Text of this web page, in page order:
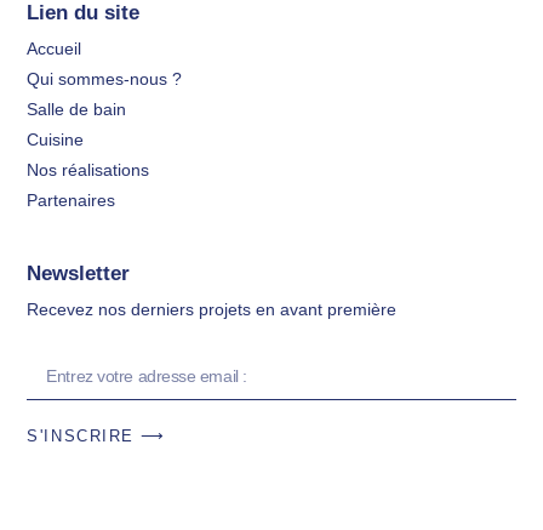
Lien du site
Accueil
Qui sommes-nous ?
Salle de bain
Cuisine
Nos réalisations
Partenaires
Newsletter
Recevez nos derniers projets en avant première
S'INSCRIRE ⟶